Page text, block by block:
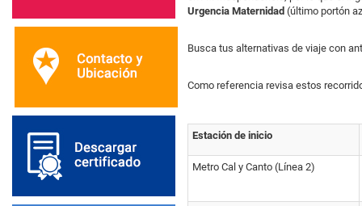
Urgencia Maternidad (último portón
Busca tus alternativas de viaje con
Como referencia
Estación de inicio
Metro Cal y Canto (Línea 2)